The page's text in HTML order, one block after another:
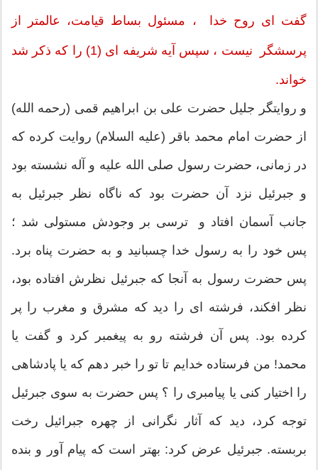
گفت ای روح خدا ، مسئول بساط قیامت، عالمتر از
پرسشگر نیست ، سپس آیه شریفه ای (1) را که ذکر شد
خواند.
و روایتگر جلیل حضرت على بن ابراهیم قمى (رحمه الله)
از حضرت امام محمد باقر (علیه السلام) روایت کرده که
در زمانی، حضرت رسول صلى الله علیه و آله نشسته بود
و جبرئیل نزد آن حضرت بود که ناگاه نظر جبرئیل به
جانب آسمان افتاد و ترسی بر وجودش مستولی شد ؛
پس خود را به رسول خدا چسبانید و به حضرت پناه برد.
پس حضرت رسول به آنجا که جبرئیل نظرش افتاده بود،
نظر افکند، فرشته ای را دید که مشرق و مغرب را پر
کرده بود. پس آن فرشته رو به پیغمبر کرد و گفت یا
محمد! من فرستاده خدایم تا تو را خبر دهم که یا پادشاهى
را اختیار کنى یا پیامبرى را ؟ پس حضرت به سوى جبرئیل
توجه کرد، دید که آثار نگرانی از چهره جبرائیل رخت
بربسته. جبرئیل عرض کرد: بهتر است که پیام آور و بنده